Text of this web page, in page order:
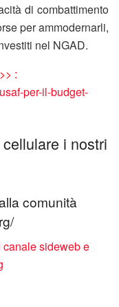
di combattimento
per ammodernarli,
nel NGAD.
:
per-il-budget-
i nostri
comunità